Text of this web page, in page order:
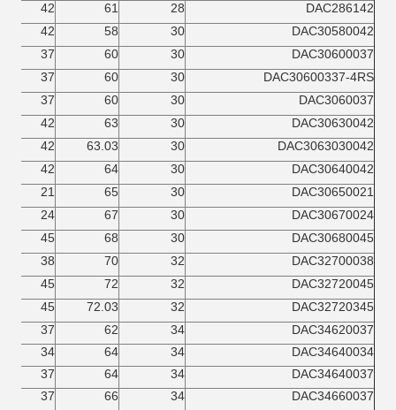
DAC286142
28
61
42
DAC30580042
30
58
42
DAC30600037
30
60
37
DAC30600337-4RS
30
60
37
DAC3060037
30
60
37
DAC30630042
30
63
42
DAC3063030042
30
63.03
42
DAC30640042
30
64
42
DAC30650021
30
65
21
DAC30670024
30
67
24
DAC30680045
30
68
45
DAC32700038
32
70
38
DAC32720045
32
72
45
DAC32720345
32
72.03
45
DAC34620037
34
62
37
DAC34640034
34
64
34
DAC34640037
34
64
37
DAC34660037
34
66
37